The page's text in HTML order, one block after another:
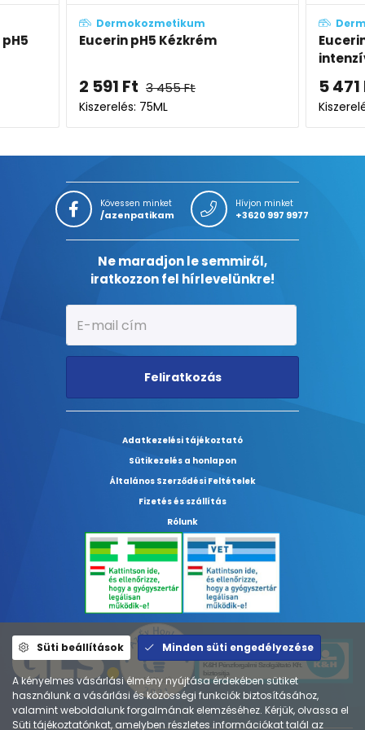
Dermokozmetikum
Eucerin pH5 extra könnyű,
5 471Ft
Kiszerelés: 350ML
Kövessen minket
/azenpatikam
Hívjon minket
+3620 997 9977
Ne maradjon le semmiről,
iratkozzon fel hírlevelünkre!
Feliratkozás
Adatkezelési tájékoztató
Sütikezelés a honlapon
Általános Szerződési Feltételek
Fizetés és szállítás
Rólunk
Süti beállítások Minden süti engedélyezése
A kényelmes vásárlási élmény nyújtása érdekében sütiket
használunk a vásárlási és közösségi funkciók biztosításához,
valamint weboldalunk forgalmának elemzéséhez. Kérjük, olvassa el
Süti tájékoztatónkat, amelyben részletes információkat talál az